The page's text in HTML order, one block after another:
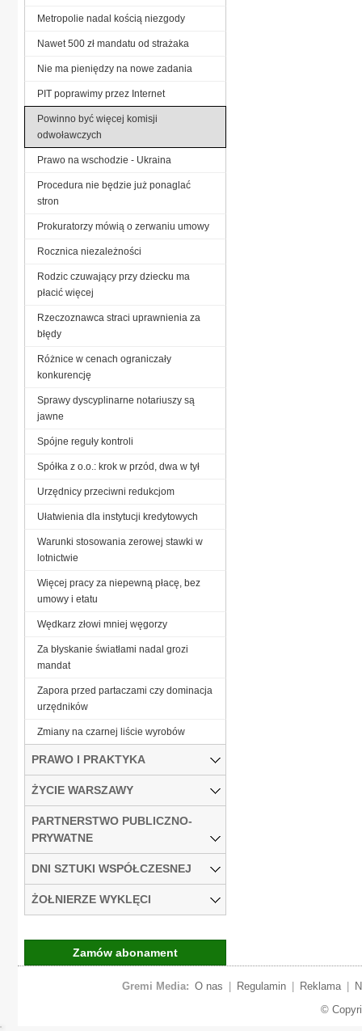
Metropolie nadal kością niezgody
Nawet 500 zł mandatu od strażaka
Nie ma pieniędzy na nowe zadania
PIT poprawimy przez Internet
Powinno być więcej komisji
odwoławczych
Prawo na wschodzie - Ukraina
Procedura nie będzie już ponaglać
stron
Prokuratorzy mówią o zerwaniu umowy
Rocznica niezależności
Rodzic czuwający przy dziecku ma
płacić więcej
Rzeczoznawca straci uprawnienia za
błędy
Różnice w cenach ograniczały
konkurencję
Sprawy dyscyplinarne notariuszy są
jawne
Spójne reguły kontroli
Spółka z o.o.: krok w przód, dwa w tył
Urzędnicy przeciwni redukcjom
Ułatwienia dla instytucji kredytowych
Warunki stosowania zerowej stawki w
lotnictwie
Więcej pracy za niepewną płacę, bez
umowy i etatu
Wędkarz złowi mniej węgorzy
Za błyskanie światłami nadal grozi
mandat
Zapora przed partaczami czy dominacja
urzędników
Zmiany na czarnej liście wyrobów
PRAWO I PRAKTYKA
ŻYCIE WARSZAWY
PARTNERSTWO PUBLICZNO-
PRYWATNE
DNI SZTUKI WSPÓŁCZESNEJ
ŻOŁNIERZE WYKLĘCI
Zamów abonament
Gremi Media: O nas Regulamin Reklama
©